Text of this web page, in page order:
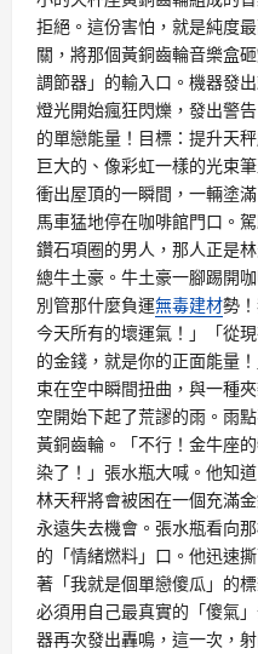
拒絕。這份害怕，就是純度
關，將那個黃銅齒輪音樂盒
調節器」的輸入口。機器發
燈光開始瘋狂閃爍，發出警
的單戀能量！目標：提升天
巨大的、像彩虹一樣的光束
衝出屋頂的一瞬間，一輛塗
馬車猛地停在咖啡館門口。
鑽石項圈的男人，那人正是
總牛土豪。牛土豪一腳踢開
別管那什麼負運無毒建材勢
今天所有的壞運氣！」「從
的金錢，就是你的正面能量
束在空中瞬間扭曲，與一種
空開始下起了荒謬的雨。雨
黃銅齒輪。「不行！金牛座
染了！」張水瓶大喊。他知
林天秤將會被困在一個充滿
永遠失去機會。張水瓶看向
的「情緒燃料」口。他迅速
著「我就是個單戀傻瓜」的
必須用自己最真實的「傻氣
器再次發出轟鳴，這一次，